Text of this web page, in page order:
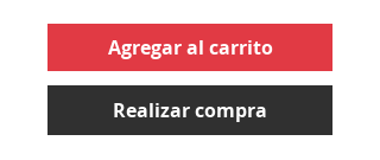
Agregar al carrito
Realizar compra